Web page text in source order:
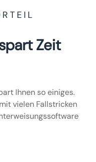
Zeit
Ihnen so einiges.
vielen Fallstricken